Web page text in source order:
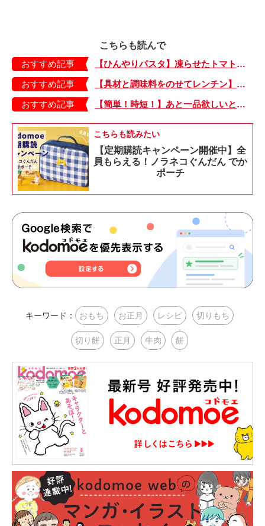
こちらも読んで
おすすめ記事
【ひんやりパスタ】凍らせたトマトで夏らしい一品「たらこのトマトシャーベットパスタ」
おすすめ記事
【具材と調味料をのせてレンチン】ケチャップ×バターの王道味！「うどんナポリタン」のできあがり♪
おすすめ記事
【簡単！時短！】あと一品欲しいときにおすすめの「卵とレタスの炒めもの」のレシピ
こちらも読みたい
【定期購読キャンペーン開催中】全
員もらえる！ノラネコぐんだん でか
ポーチ
キーワード： おもち お正月 レシピ 切りもち
切り餅 正月 牛肉 餅